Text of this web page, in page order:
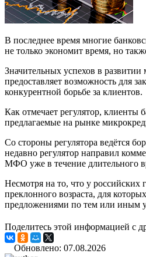
В последнее время многие
не только экономит время, но
Значительных успехов в
предоставляет возможность для
конкурентной борьбе за клиентов.
Как отмечает регулятор,
предлагаемые на рынке
Со стороны регулятора ведётся
недавно регулятор направил
МФО уже в течение длительного
Несмотря на то, что у
преклонного возраста, для
предложениями по тем или иным
Поделитесь этой информацией с
Обновлено: 07.08.2026